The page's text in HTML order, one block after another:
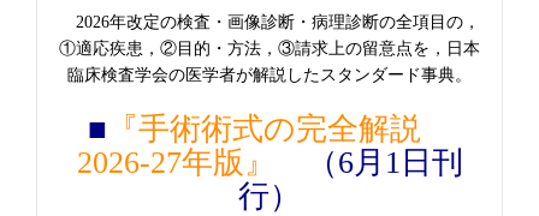
2026年改定の検査・画像診断・病理診断の全項目の，
①適応疾患，②目的・方法，③請求上の留意点を，日本
臨床検査学会の医学者が解説したスタンダード事典。
■ 『手術術式の完全解説
2026-27年版』
（6月1日刊
行）